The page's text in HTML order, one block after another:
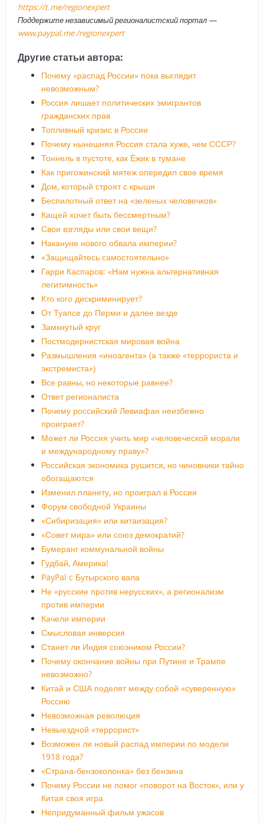
https://t.me/regionexpert
Поддержите независимый регионалистский портал —
www.paypal.me /regionexpert
Другие статьи автора:
Почему «распад России» пока выглядит
невозможным?
Россия лишает политических эмигрантов
гражданских прав
Топливный кризис в России
Почему нынешняя Россия стала хуже, чем СССР?
Тоннель в пустоте, как Ёжик в тумане
Как пригожинский мятеж опередил свое время
Дом, который строят с крыши
Беспилотный ответ на «зеленых человечков»
Кащей хочет быть бессмертным?
Свои взгляды или свои вещи?
Накануне нового обвала империи?
«Защищайтесь самостоятельно»
Гарри Каспаров: «Нам нужна альтернативная
легитимность»
Кто кого дискриминирует?
От Туапсе до Перми и далее везде
Замкнутый круг
Постмодернистская мировая война
Размышления «иноагента» (а также «террориста и
экстремиста»)
Все равны, но некоторые равнее?
Ответ регионалиста
Почему российский Левиафан неизбежно
проиграет?
Может ли Россия учить мир «человеческой морали
и международному праву»?
Российская экономика рушится, но чиновники тайно
обогащаются
Изменил планету, но проиграл в России
Форум свободной Украины
«Сибиризация» или китаизация?
«Совет мира» или союз демократий?
Бумеранг коммунальной войны
Гудбай, Америка!
PayPal c Бутырского вала
Не «русские против нерусских», а регионализм
против империи
Качели империи
Смысловая инверсия
Станет ли Индия союзником России?
Почему окончание войны при Путине и Трампе
невозможно?
Китай и США поделят между собой «суверенную»
Россию
Невозможная революция
Невыездной «террорист»
Возможен ли новый распад империи по модели
1918 года?
«Страна-бензоколонка» без бензина
Почему России не помог «поворот на Восток», или у
Китая своя игра
Непридуманный фильм ужасов